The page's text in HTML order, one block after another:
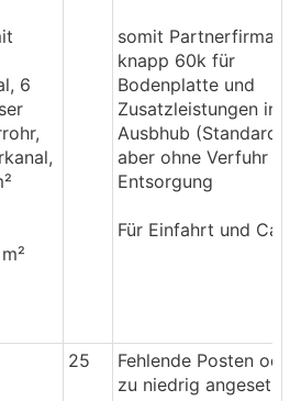
grundsätzlich sehr
gibt's natürlich immer.
aber geschätzt waren
Grundstück (Spesen
etc., Aufschlieung,
Anschlussgebühren an
grob 15% on top.
6
somit Partnerfirma
knapp 60k für
Bodenplatte und
Zusatzleistungen inkl.
Ausbhub (Standard)
aber ohne Verfuhr
Entsorgung
Für Einfahrt und
25
Fehlende Posten oder
zu niedrig angesetzt?